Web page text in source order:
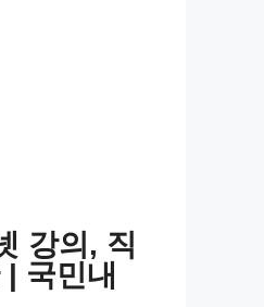
강의, 직
국민내